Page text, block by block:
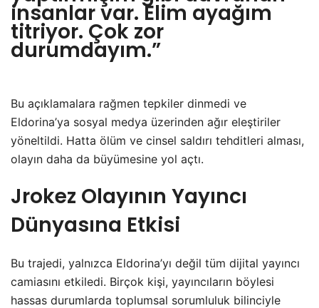
insanlar var. Elim ayağım
titriyor. Çok zor
durumdayım.”
Bu açıklamalara rağmen tepkiler dinmedi ve
Eldorina’ya sosyal medya üzerinden ağır eleştiriler
yöneltildi. Hatta ölüm ve cinsel saldırı tehditleri alması,
olayın daha da büyümesine yol açtı.
Jrokez Olayının Yayıncı
Dünyasına Etkisi
Bu trajedi, yalnızca Eldorina’yı değil tüm dijital yayıncı
camiasını etkiledi. Birçok kişi, yayıncıların böylesi
hassas durumlarda toplumsal sorumluluk bilinciyle